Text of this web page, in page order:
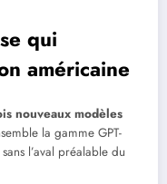
qui
américaine
nouveaux modèles
la gamme GPT-
l’aval préalable du